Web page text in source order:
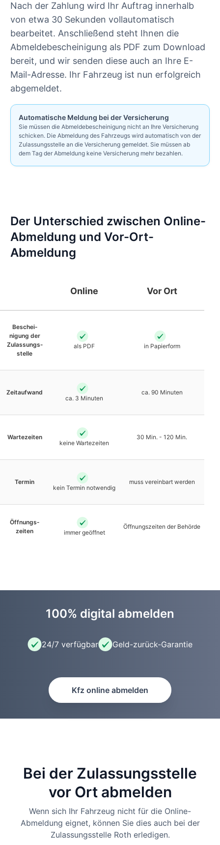
Nach der Zahlung wird Ihr Auftrag innerhalb
von etwa 30 Sekunden vollautomatisch
bearbeitet. Anschließend steht Ihnen die
Abmeldebescheinigung als PDF zum Download
bereit, und wir senden diese auch an Ihre E-
Mail-Adresse. Ihr Fahrzeug ist nun erfolgreich
abgemeldet.
Automatische Meldung bei der Versicherung
Sie müssen die Abmeldebescheinigung nicht an Ihre Versicherung
schicken. Die Abmeldung des Fahrzeugs wird automatisch von der
Zulassungsstelle an die Versicherung gemeldet. Sie müssen ab
dem Tag der Abmeldung keine Versicherung mehr bezahlen.
Der Unterschied zwischen Online-
Abmeldung und Vor-Ort-
Abmeldung
Online Vor Ort
Beschei­
nigung der
Zulassungs­
stelle
als PDF in Papierform
Zeit­aufwand
ca. 3 Minuten
ca. 90 Minuten
Warte­zeiten
keine Warte­zeiten
30 Min. - 120 Min.
Termin
kein Termin notwendig
muss vereinbart werden
Öffnungs­
zeiten
immer geöffnet
Öffnungs­zeiten der Behörde
100% digital abmelden
24/7 verfügbar Geld-zurück-Garantie
Kfz online abmelden
Bei der Zulassungsstelle
vor Ort abmelden
Wenn sich Ihr Fahrzeug nicht für die Online-
Abmeldung eignet, können Sie dies auch bei der
Zulassungsstelle Roth erledigen.